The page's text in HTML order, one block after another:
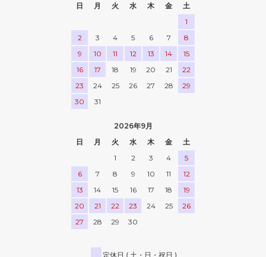
日
月 火 水 木 金
土
1
2
3 4 5 6 7
8
9
10 11 12 13 14
15
16
17 18 19 20 21
22
23
24 25 26 27 28
29
30
31
2026年9月
日
月 火 水 木 金
土
1
2 3 4
5
6
7 8 9 10 11
12
13
14 15 16 17 18
19
20
21 22 23 24 25
26
27
28 29 30
■ 定休日 ( 土・日・祝日 )